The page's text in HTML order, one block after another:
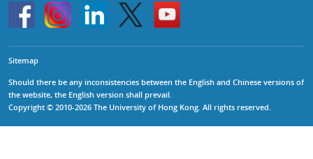
HKU
InstagramLinkedin Twitter
Go
to
HKU
Sitemap
Should there be any inconsistencies between the English and Chinese versions of
the website, the English version shall prevail.
Copyright © 2010-2026 The University of Hong Kong. All rights reserved.